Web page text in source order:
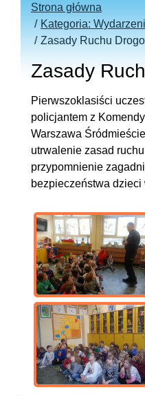
Strona główna
Kategoria:
Zasady Ruchu
Zasady
Pierwszoklasiści
policjantem z
Warszawa
utrwalenie zasad
przypomnienie
bezpieczeństwa